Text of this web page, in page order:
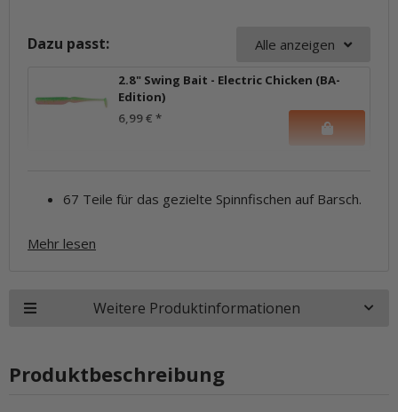
Dazu passt: Alle anzeigen
2.8" Swing Bait - Electric Chicken (BA-
Edition)
6,99 € *
67 Teile für das gezielte Spinnfischen auf Barsch.
Mehr lesen
Weitere Produktinformationen
Produktbeschreibung